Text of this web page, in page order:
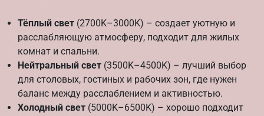
Тёплый свет (2700K–3000K) – создает уютную и
расслабляющую атмосферу, подходит для жилых
комнат и спальни.
Нейтральный свет (3500K–4500K) – лучший выбор
для столовых, гостиных и рабочих зон, где нужен
баланс между расслаблением и активностью.
Холодный свет (5000K–6500K) – хорошо подходит